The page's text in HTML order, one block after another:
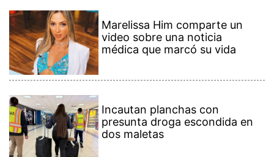
Marelissa Him comparte un
video sobre una noticia
médica que marcó su vida
Incautan planchas con
presunta droga escondida en
dos maletas